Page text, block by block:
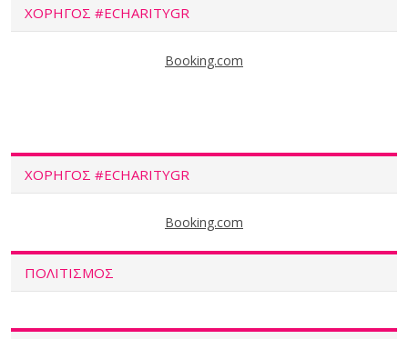
ΧΟΡΗΓΟΣ #ECHARITYGR
Booking.com
ΧΟΡΗΓΟΣ #ECHARITYGR
Booking.com
ΠΟΛΙΤΙΣΜΟΣ